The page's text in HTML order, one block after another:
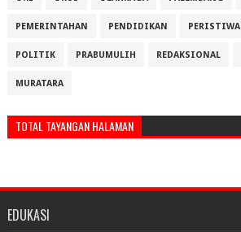
PEMERINTAHAN PENDIDIKAN PERISTIWA
POLITIK PRABUMULIH REDAKSIONAL
MURATARA
TOTAL TAYANGAN HALAMAN
EDUKASI